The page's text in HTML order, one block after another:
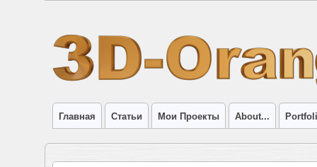
Главная Статьи Мои Проекты About...